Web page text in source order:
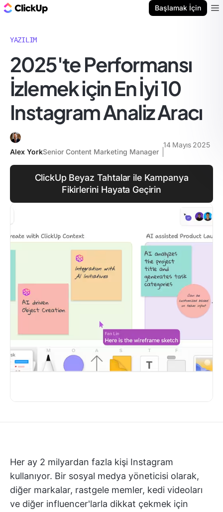
Başlamak İçin
YAZILIM
2025'te Performansı
İzlemek için En İyi 10
Instagram Analiz Aracı
Alex YorkSenior Content Marketing Manager
14 Mayıs 2025
ClickUp Beyaz Tahtalar ile Kampanya
Fikirlerini Hayata Geçirin
Her ay 2 milyardan fazla kişi Instagram
kullanıyor. Bir sosyal medya yöneticisi olarak,
diğer markalar, rastgele memler, kedi videoları
ve diğer influencer'larla dikkat çekmek için